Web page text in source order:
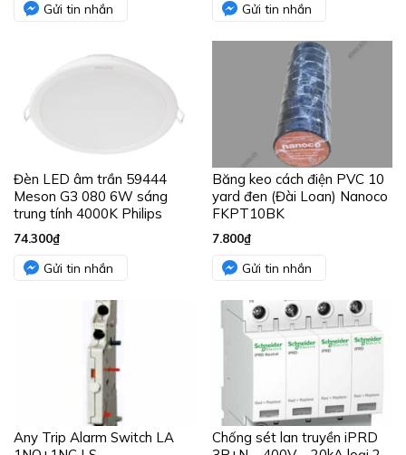
Gửi tin nhắn
Gửi tin nhắn
Đèn LED âm trần 59444
Meson G3 080 6W sáng
trung tính 4000K Philips
74.300₫
Gửi tin nhắn
Băng keo cách điện PVC 10
yard đen (Đài Loan) Nanoco
FKPT10BK
7.800₫
Gửi tin nhắn
Any Trip Alarm Switch LA
Chống sét lan truyền iPRD